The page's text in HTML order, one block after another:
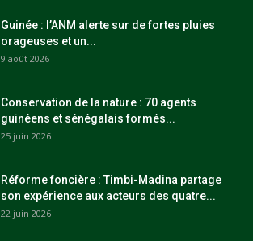
Guinée : l’ANM alerte sur de fortes pluies
orageuses et un...
9 août 2026
Conservation de la nature : 70 agents
guinéens et sénégalais formés...
25 juin 2026
Réforme foncière : Timbi-Madina partage
son expérience aux acteurs des quatre...
22 juin 2026